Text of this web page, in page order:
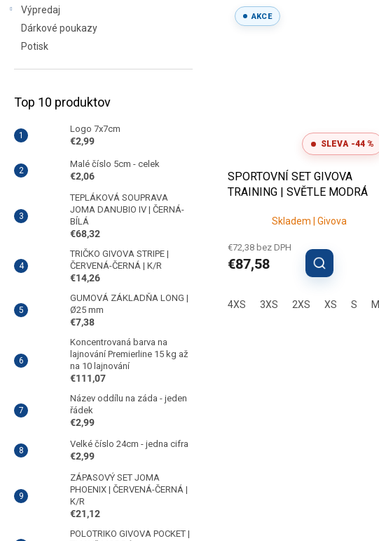
Výpredaj
Dárkové poukazy
Potisk
Top 10 produktov
Logo 7x7cm
€2,99
Malé číslo 5cm - celek
€2,06
TEPLÁKOVÁ SOUPRAVA
JOMA DANUBIO IV | ČERNÁ-
BÍLÁ
€68,32
TRIČKO GIVOVA STRIPE |
ČERVENÁ-ČERNÁ | K/R
€14,26
GUMOVÁ ZÁKLADŇA LONG |
Ø25 mm
€7,38
Koncentrovaná barva na
lajnování Premierline 15 kg až
na 10 lajnování
€111,07
Název oddílu na záda - jeden
řádek
€2,99
Velké číslo 24cm - jedna cifra
€2,99
ZÁPASOVÝ SET JOMA
PHOENIX | ČERVENÁ-ČERNÁ |
K/R
€21,12
POLOTRIKO GIVOVA POCKET |
AKCE
SLEVA -44 %
SPORTOVNÍ SET GIVOVA
TRAINING | SVĚTLE MODRÁ
Skladem | Givova
€72,38 bez DPH
€87,58
4XS 3XS 2XS XS S M